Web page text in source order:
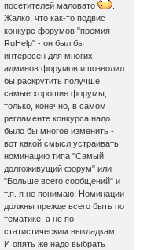
посетителей маловато
.
Жалко, что как-то подвис
конкурс форумов "премия
RuHelp" - он был бы
интересен для многих
админов форумов и позволил
бы раскрутить получше
самые хорошие форумы,
только, конечно, в самом
регламенте конкурса надо
было бы многое изменить -
вот какой смысл устраивать
номинацию типа "Самый
долгоживущий форум" или
"Больше всего сообщений" и
т.п. я не понимаю. Номинации
должны прежде всего быть по
тематике, а не по
статистическим выкладкам.
И опять же надо выбрать